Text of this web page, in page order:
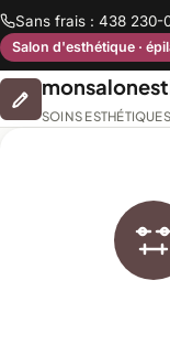
Sans frais : 438 230-
Salon d'esthétique ·
SOINS